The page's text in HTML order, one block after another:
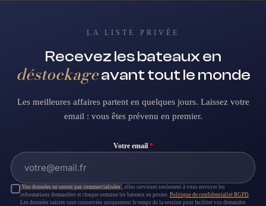
LA LISTE PRIVÉE
Recevez les bateaux en
déstockageavant tout le monde
Les meilleures affaires partent en quelques jours. Laissez votre
email : vous êtes prévenu en premier.
Votre email *
Vos données ne seront pas commercialisées
, elles serviront seulement à vous envoyer les
informations demandées et chaque semaine les bateaux en promo. Politique de confidentialité RGPD
Les données saisies sont conservées uniquement le temps de la session pour faciliter vos demandes